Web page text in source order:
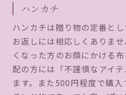
ハンカチ
ハンカチは贈り物の定番とし
お返しには相応しくありま
くなった方のお顔にかける
配の方には「不謹慎なアイ
ます。また500円程度で購